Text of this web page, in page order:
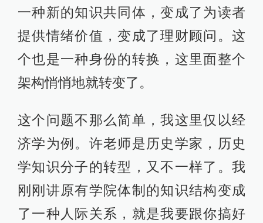
一种新的知识共同体，变成了为读者
提供情绪价值，变成了理财顾问。这
个也是一种身份的转换，这里面整个
架构悄悄地就转变了。
这个问题不那么简单，我这里仅以经
济学为例。许老师是历史学家，历史
学知识分子的转型，又不一样了。我
刚刚讲原有学院体制的知识结构变成
了一种人际关系，就是我要跟你搞好